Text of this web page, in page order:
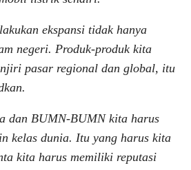
ekspansi tidak hanya
negeri. Produk-produk kita
pasar regional dan global, itu
dan BUMN-BUMN kita harus
kelas dunia. Itu yang harus kita
kita harus memiliki reputasi